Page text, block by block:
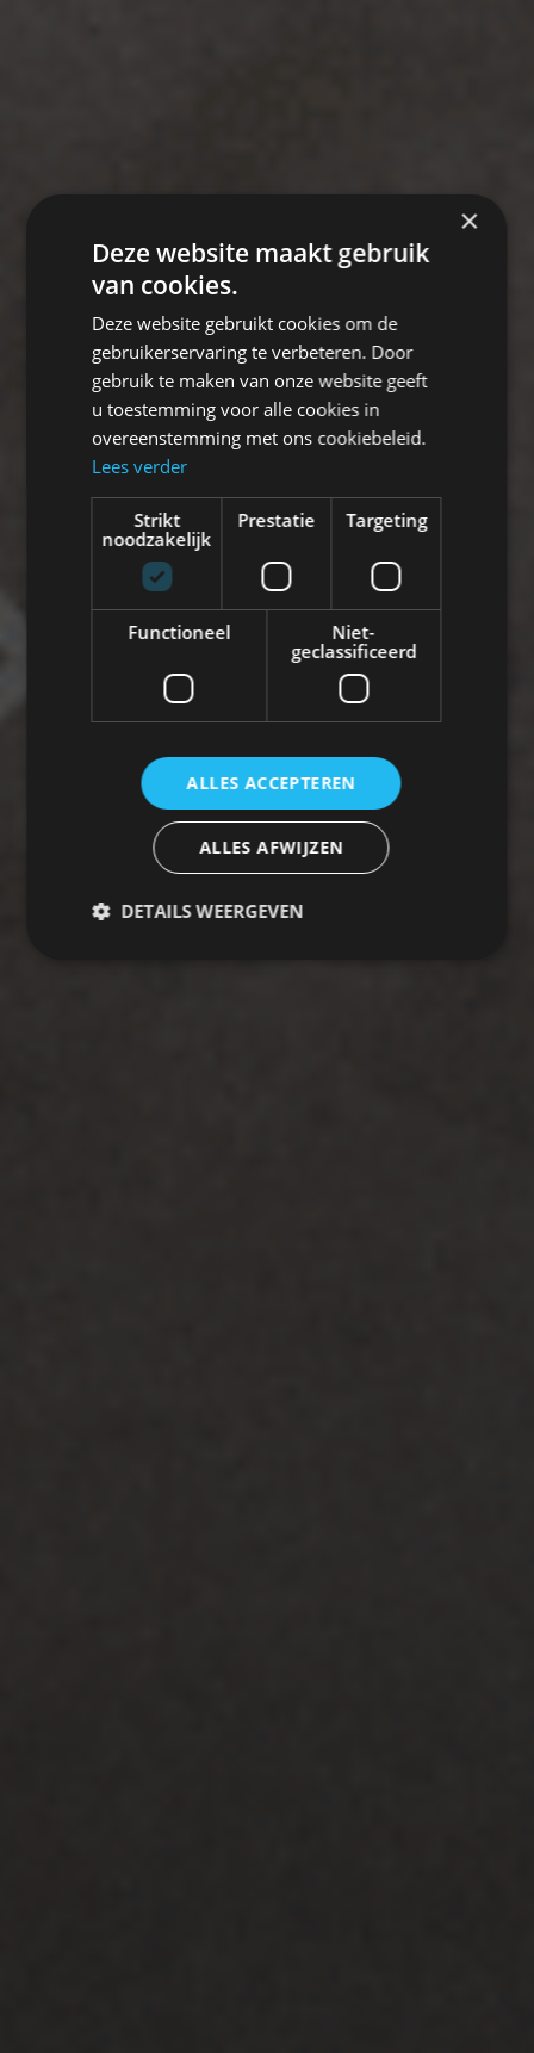
×
Deze website maakt gebruik
van cookies.
Deze website gebruikt cookies om de
gebruikerservaring te verbeteren. Door
gebruik te maken van onze website geeft
u toestemming voor alle cookies in
overeenstemming met ons cookiebeleid.
Lees verder
Strikt
noodzakelijk
Prestatie Targeting
Functioneel
Niet-
geclassificeerd
ALLES ACCEPTEREN
ALLES AFWIJZEN
DETAILS WEERGEVEN